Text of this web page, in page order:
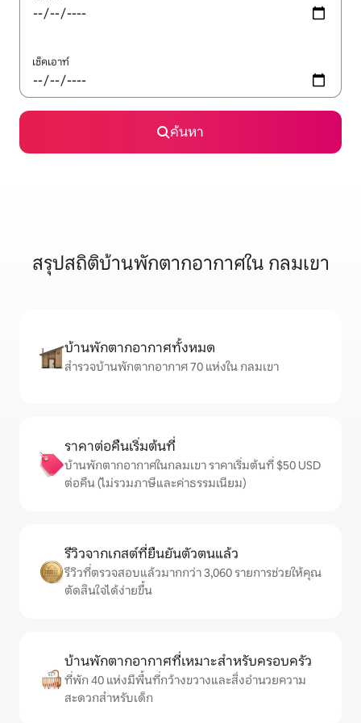
เช็คเอาท์
ค้นหา
สรุปสถิติบ้านพักตากอากาศใน กลมเขา
บ้านพักตากอากาศทั้งหมด
สำรวจบ้านพักตากอากาศ 70 แห่งใน กลมเขา
ราคาต่อคืนเริ่มต้นที่
บ้านพักตากอากาศในกลมเขา ราคาเริ่มต้นที่ $50 USD
ต่อคืน (ไม่รวมภาษีและค่าธรรมเนียม)
รีวิวจากเกสต์ที่ยืนยันตัวตนแล้ว
รีวิวที่ตรวจสอบแล้วมากกว่า 3,060 รายการช่วยให้คุณ
ตัดสินใจได้ง่ายขึ้น
บ้านพักตากอากาศที่เหมาะสำหรับครอบครัว
ที่พัก 40 แห่งมีพื้นที่กว้างขวางและสิ่งอำนวยความ
สะดวกสำหรับเด็ก